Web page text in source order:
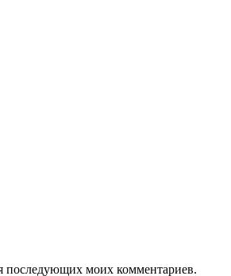
последующих моих комментариев.